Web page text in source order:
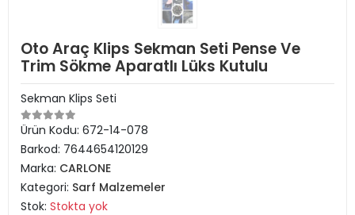
Oto Araç Klips Sekman Seti Pense Ve
Trim Sökme Aparatlı Lüks Kutulu
Sekman Klips Seti
Ürün Kodu: 672-14-078
Barkod: 7644654120129
Marka: CARLONE
Kategori: Sarf Malzemeler
Stok: Stokta yok